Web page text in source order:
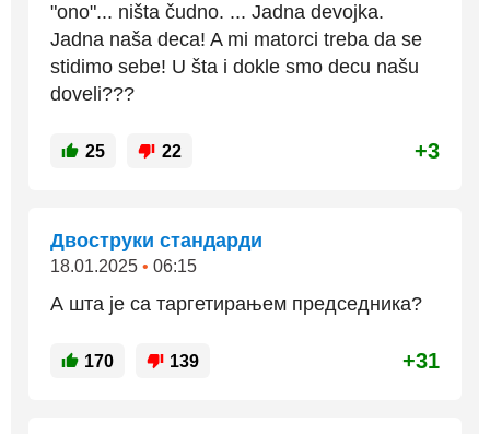
"ono"... ništa čudno. ... Jadna devojka.
Jadna naša deca! A mi matorci treba da se
stidimo sebe! U šta i dokle smo decu našu
doveli???
25 22 +3
Двоструки стандарди
18.01.2025 • 06:15
А шта је са таргетирањем председника?
170 139 +31